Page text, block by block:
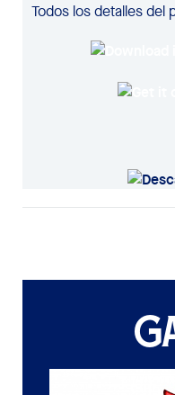
Todos los detalles del